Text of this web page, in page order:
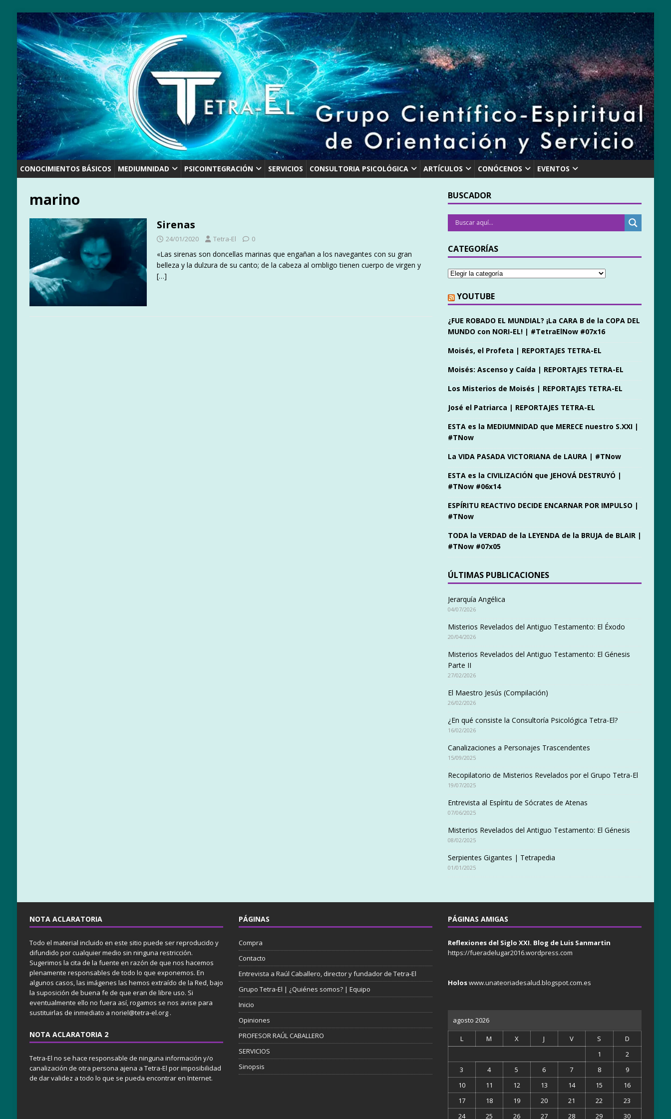
CONOCIMIENTOS BÁSICOS MEDIUMNIDAD PSICOINTEGRACIÓN SERVICIOS CONSULTORIA PSICOLÓGICA ARTÍCULOS CONÓCENOS EVENTOS
marino
Sirenas
24/01/2020 Tetra-El 0
«Las sirenas son doncellas marinas que engañan a los navegantes con su gran
belleza y la dulzura de su canto; de la cabeza al ombligo tienen cuerpo de virgen y
[…]
BUSCADOR
CATEGORÍAS
YOUTUBE
¿FUE ROBADO EL MUNDIAL? ¡La CARA B de la COPA DEL
MUNDO con NORI-EL! | #TetraElNow #07x16
Moisés, el Profeta | REPORTAJES TETRA-EL
Moisés: Ascenso y Caída | REPORTAJES TETRA-EL
Los Misterios de Moisés | REPORTAJES TETRA-EL
José el Patriarca | REPORTAJES TETRA-EL
ESTA es la MEDIUMNIDAD que MERECE nuestro S.XXI |
#TNow
La VIDA PASADA VICTORIANA de LAURA | #TNow
ESTA es la CIVILIZACIÓN que JEHOVÁ DESTRUYÓ |
#TNow #06x14
ESPÍRITU REACTIVO DECIDE ENCARNAR POR IMPULSO |
#TNow
TODA la VERDAD de la LEYENDA de la BRUJA de BLAIR |
#TNow #07x05
ÚLTIMAS PUBLICACIONES
Jerarquía Angélica
04/07/2026
Misterios Revelados del Antiguo Testamento: El Éxodo
20/04/2026
Misterios Revelados del Antiguo Testamento: El Génesis
Parte II
27/02/2026
El Maestro Jesús (Compilación)
26/02/2026
¿En qué consiste la Consultoría Psicológica Tetra-El?
16/02/2026
Canalizaciones a Personajes Trascendentes
15/09/2025
Recopilatorio de Misterios Revelados por el Grupo Tetra-El
19/07/2025
Entrevista al Espíritu de Sócrates de Atenas
07/06/2025
Misterios Revelados del Antiguo Testamento: El Génesis
08/02/2025
Serpientes Gigantes | Tetrapedia
01/01/2025
NOTA ACLARATORIA
Todo el material incluido en este sitio puede ser reproducido y
difundido por cualquier medio sin ninguna restricción.
Sugerimos la cita de la fuente en razón de que nos hacemos
plenamente responsables de todo lo que exponemos. En
algunos casos, las imágenes las hemos extraído de la Red, bajo
la suposición de buena fe de que eran de libre uso. Si
eventualmente ello no fuera así, rogamos se nos avise para
sustituirlas de inmediato a noriel@tetra-el.org .
NOTA ACLARATORIA 2
Tetra-El no se hace responsable de ninguna información y/o
canalización de otra persona ajena a Tetra-El por imposibilidad
de dar validez a todo lo que se pueda encontrar en Internet.
PÁGINAS
Compra
Contacto
Entrevista a Raúl Caballero, director y fundador de Tetra-El
Grupo Tetra-El | ¿Quiénes somos? | Equipo
Inicio
Opiniones
PROFESOR RAÚL CABALLERO
SERVICIOS
Sinopsis
PÁGINAS AMIGAS
Reflexiones del Siglo XXI. Blog de Luis Sanmartin
https://fueradelugar2016.wordpress.com
Holoswww.unateoriadesalud.blogspot.com.es
agosto 2026
L M X J V S
D
1
2
3
4 5 6 7 8
9
10
11 12 13 14 15
16
17
18 19 20 21 22
23
24
25 26 27 28 29 30